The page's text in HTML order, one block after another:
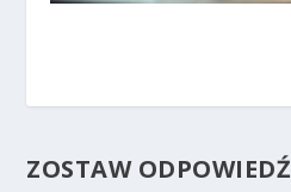
ZOSTAW ODPOWIEDŹ